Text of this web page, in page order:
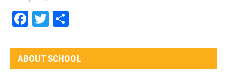
Facebook
Twitter
ABOUT SCHOOL